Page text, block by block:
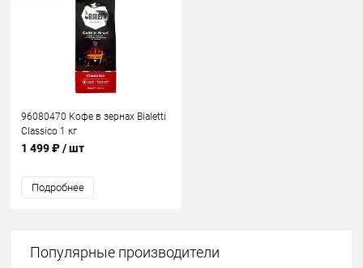
96080470 Кофе в зернах Bialetti
Classico 1 кг
1 499 ₽/ шт
Подробнее
Популярные производители